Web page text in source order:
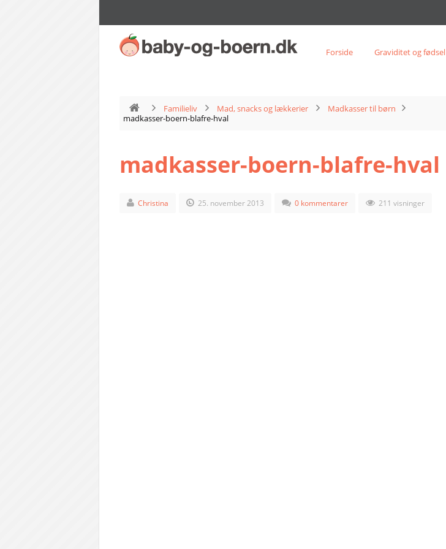
Forside Graviditet og fødsel
Familieliv Mad, snacks og lækkerier
Madkasser til børn
madkasser-boern-blafre-hval
madkasser-boern-blafre-hval
Christina 25. november 2013 0 kommentarer 211 visninger